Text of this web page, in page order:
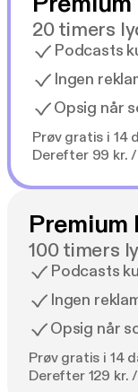
20 timers
Podcasts
Ingen
Opsig når
Prøv gratis i 14
Derefter 99 kr.
Premium
100 timers
Podcasts
Ingen
Opsig når
Prøv gratis i 14
Derefter 129 kr.